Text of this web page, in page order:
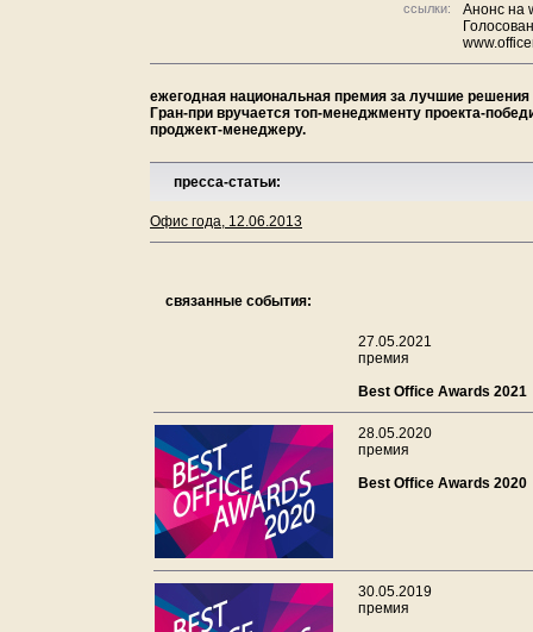
ссылки:
Анонс на
ежегодная национальная премия за лучшие
Гран-при вручается топ-менеджменту проекта-
проджект-менеджеру.
пресса-статьи:
Офис года, 12.06.2013
связанные события:
27.05.2021
премия
Best Office Awards 2021
28.05.2020
премия
Best Office Awards 2020
30.05.2019
премия